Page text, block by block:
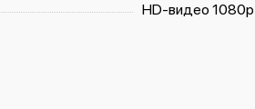
HD-видео 1080p